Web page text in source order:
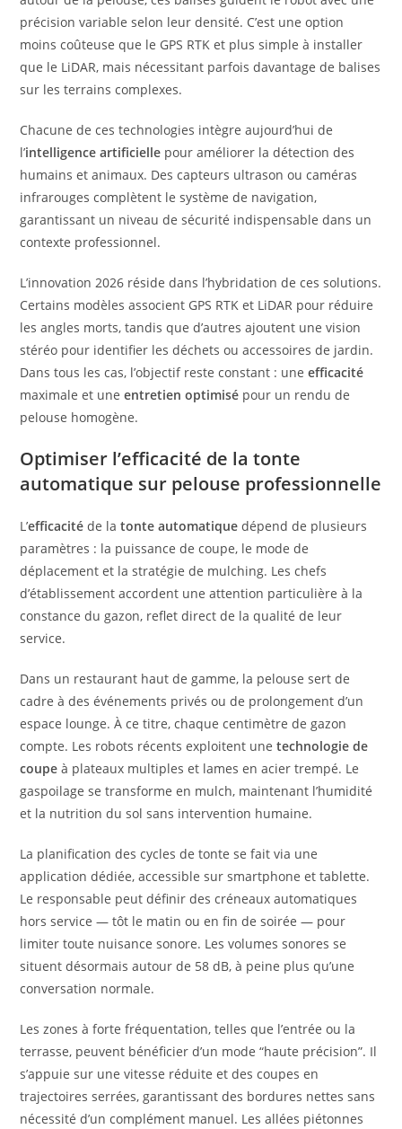
précision variable selon leur densité. C’est une option
moins coûteuse que le GPS RTK et plus simple à installer
que le LiDAR, mais nécessitant parfois davantage de balises
sur les terrains complexes.
Chacune de ces technologies intègre aujourd’hui de
l’intelligence artificielle pour améliorer la détection des
humains et animaux. Des capteurs ultrason ou caméras
infrarouges complètent le système de navigation,
garantissant un niveau de sécurité indispensable dans un
contexte professionnel.
L’innovation 2026 réside dans l’hybridation de ces solutions.
Certains modèles associent GPS RTK et LiDAR pour réduire
les angles morts, tandis que d’autres ajoutent une vision
stéréo pour identifier les déchets ou accessoires de jardin.
Dans tous les cas, l’objectif reste constant : uneefficacité
maximale et uneentretien optimisé pour un rendu de
pelouse homogène.
Optimiser l’efficacité de la tonte
automatique sur pelouse professionnelle
L’efficacité de latonte automatique dépend de plusieurs
paramètres : la puissance de coupe, le mode de
déplacement et la stratégie de mulching. Les chefs
d’établissement accordent une attention particulière à la
constance du gazon, reflet direct de la qualité de leur
service.
Dans un restaurant haut de gamme, la pelouse sert de
cadre à des événements privés ou de prolongement d’un
espace lounge. À ce titre, chaque centimètre de gazon
compte. Les robots récents exploitent unetechnologie de
coupe à plateaux multiples et lames en acier trempé. Le
gaspoilage se transforme en mulch, maintenant l’humidité
et la nutrition du sol sans intervention humaine.
La planification des cycles de tonte se fait via une
application dédiée, accessible sur smartphone et tablette.
Le responsable peut définir des créneaux automatiques
hors service — tôt le matin ou en fin de soirée — pour
limiter toute nuisance sonore. Les volumes sonores se
situent désormais autour de 58 dB, à peine plus qu’une
conversation normale.
Les zones à forte fréquentation, telles que l’entrée ou la
terrasse, peuvent bénéficier d’un mode “haute précision”. Il
s’appuie sur une vitesse réduite et des coupes en
trajectoires serrées, garantissant des bordures nettes sans
nécessité d’un complément manuel. Les allées piétonnes